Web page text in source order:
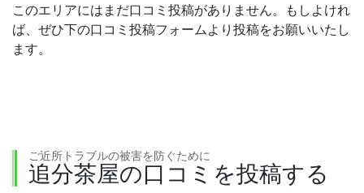
このエリアにはまだ口コミ投稿がありません。もしよけれ
ば、ぜひ下の口コミ投稿フォームより投稿をお願いいたし
ます。
ご近所トラブルの被害を防ぐために
追分茶屋の口コミを投稿する